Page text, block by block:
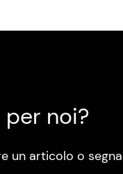
noi?
un articolo o